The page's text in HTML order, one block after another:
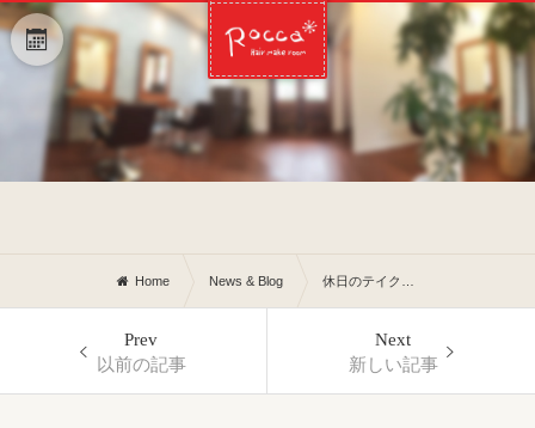
Home News & Blog 休日のテイクアウト
Prev
以前の記事
Next
新しい記事